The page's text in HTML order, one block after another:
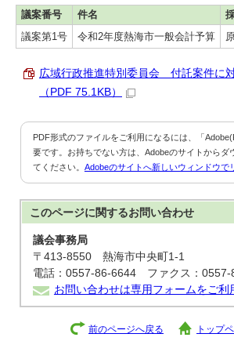
議案番号
件名
議案第1号
令和2年度熱海市一般会計予算
広域行政推進特別委員会 付託案件に
（PDF 75.1KB）
PDF形式のファイルをご利用になるには、「
要です。お持ちでない方は、Adobeのサイトからダ
てください。 Adobeのサイトへ新しいウィンドウで
このページに関するお問い合わせ
議会事務局
〒413-8550 熱海市中央町1-1
電話：0557-86-6644 ファクス：0557-
お問い合わせは専用フォームをご利
前のページへ戻る トップ